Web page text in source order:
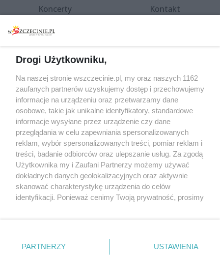
Koncerty
Spacery i oprowadzania
targi
Wernisaże
Więcej
Kontakt
Specjalny koncert z okazji
20. urodzin portalu
wSzczecinie.pl
Regulamin konkursów
śniadaniówka "Hej
Szczecin! Jest piątek!"
Partnerzy
Praca Szczecin
Drogi Użytkowniku,
Na naszej stronie wszczecinie.pl, my oraz naszych 1162
zaufanych partnerów uzyskujemy dostęp i przechowujemy
informacje na urządzeniu oraz przetwarzamy dane
osobowe, takie jak unikalne identyfikatory, standardowe
informacje wysyłane przez urządzenie czy dane
przeglądania w celu zapewniania spersonalizowanych
reklam, wybór spersonalizowanych treści, pomiar reklam i
treści, badanie odbiorców oraz ulepszanie usług. Za zgodą
Użytkownika my i Zaufani Partnerzy możemy używać
dokładnych danych geolokalizacyjnych oraz aktywnie
skanować charakterystykę urządzenia do celów
identyfikacji. Ponieważ cenimy Twoją prywatność, prosimy
prywatności znajdujący się w lewym dolnym rogu strony
. Niektóre rodzaje przetwarzania danych nie wymagają
PARTNERZY USTAWIENIA